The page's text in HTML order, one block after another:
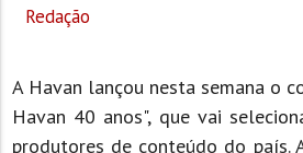
Redação
A Havan lançou nesta semana o
Havan 40 anos", que vai
produtores de conteúdo do país.